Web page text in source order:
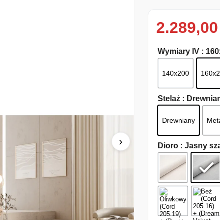
›
2.289,00
Wymiary IV :
140x200
Stelaż :
Drewniany
Dioro : Jasny